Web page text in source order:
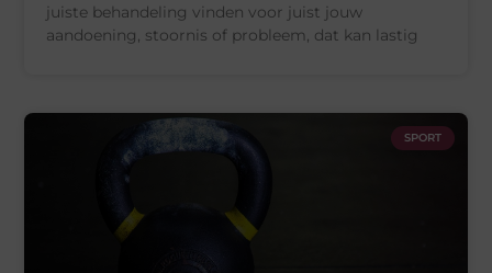
juiste behandeling vinden voor juist jouw
aandoening, stoornis of probleem, dat kan lastig
SPORT